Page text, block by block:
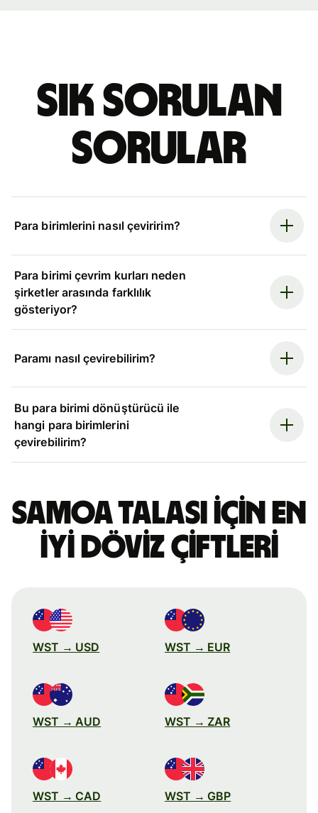
Sık sorulan
sorular
Para birimlerini nasıl çeviririm?
Para birimi çevrim kurları neden
şirketler arasında farklılık
gösteriyor?
Paramı nasıl çevirebilirim?
Bu para birimi dönüştürücü ile
hangi para birimlerini
çevirebilirim?
Samoa talası için en
iyi döviz çiftleri
WST → USD WST → EUR
WST → AUD WST → ZAR
WST → CAD WST → GBP